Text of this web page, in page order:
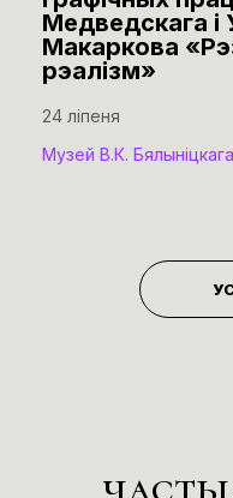
Медведскага і
Макаркова
рэалізм»
24 ліпеня
Музей В.К.